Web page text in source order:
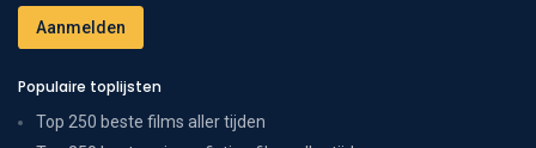
Populaire toplijsten
Top 250 beste films aller tijden